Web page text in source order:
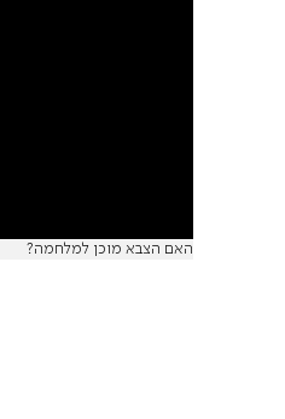
האם הצבא מוכן למלחמה?